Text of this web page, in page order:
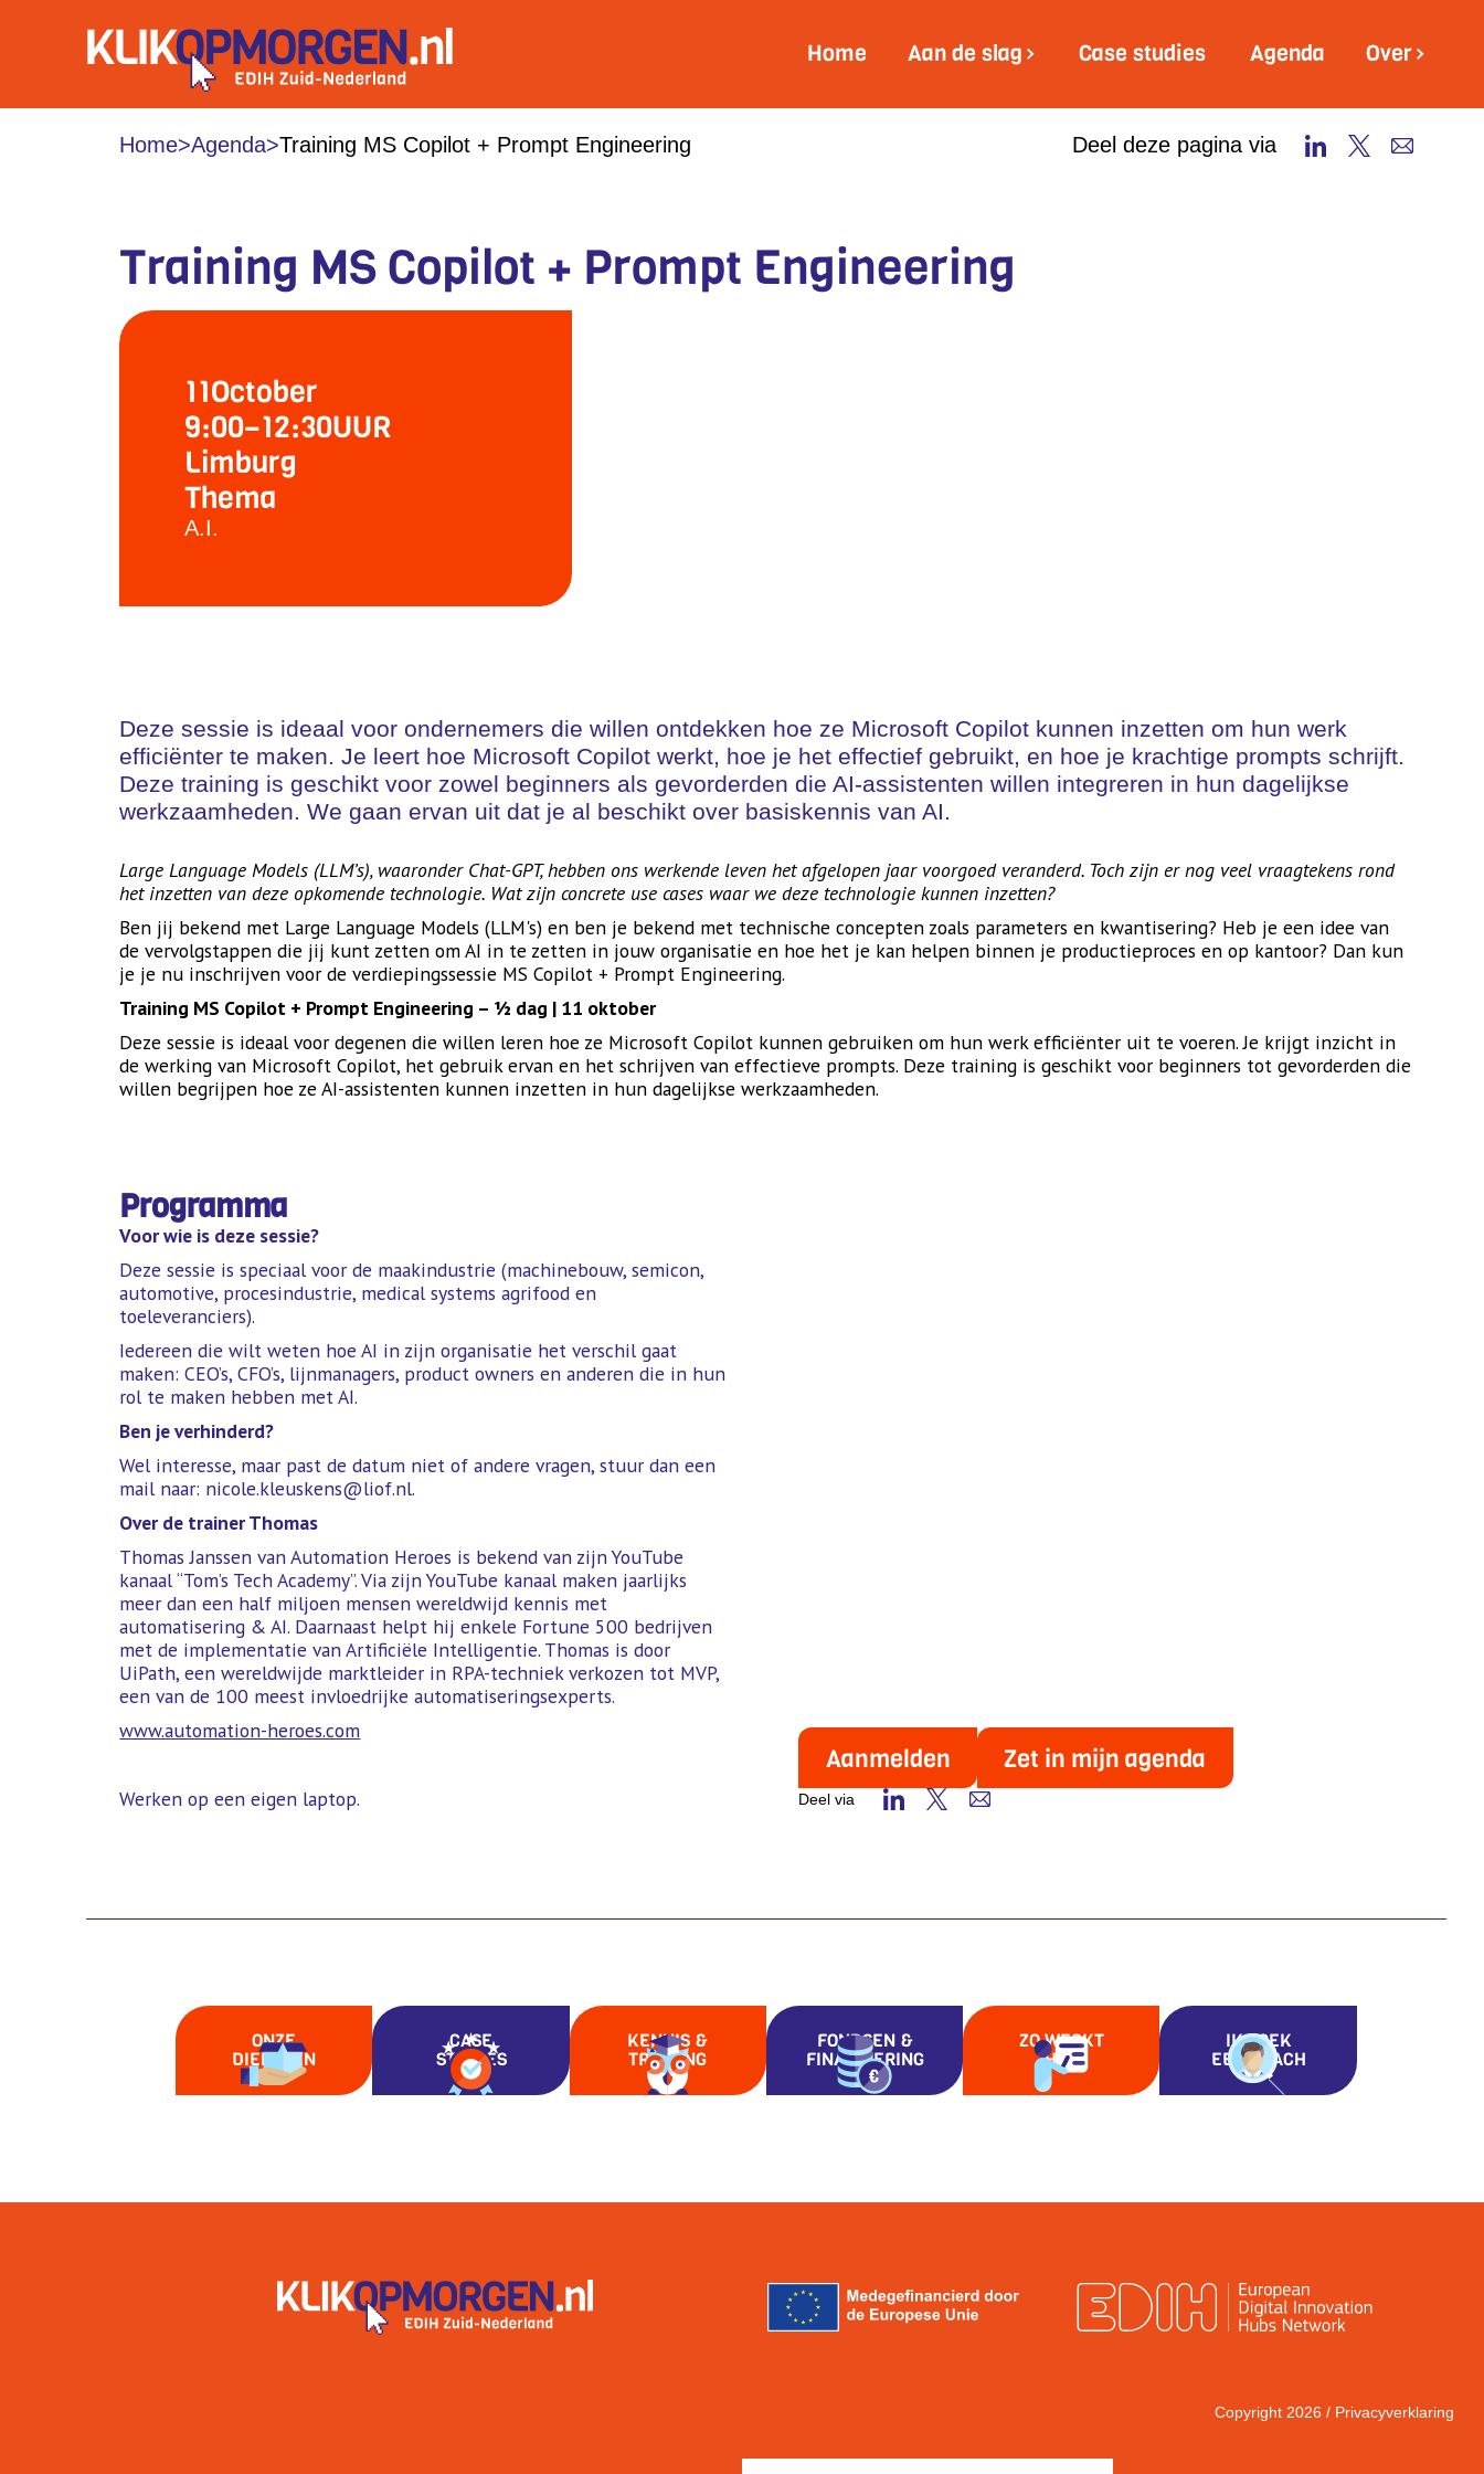
Home Aan de slag Case studies Agenda Over
Home>Agenda>Training MS Copilot + Prompt Engineering Deel deze pagina via
Training MS Copilot + Prompt Engineering
11October
9:00–12:30UUR
Limburg
Thema
A.I.
Deze sessie is ideaal voor ondernemers die willen ontdekken hoe ze Microsoft Copilot kunnen inzetten om hun werk
efficiënter te maken. Je leert hoe Microsoft Copilot werkt, hoe je het effectief gebruikt, en hoe je krachtige prompts schrijft.
Deze training is geschikt voor zowel beginners als gevorderden die AI-assistenten willen integreren in hun dagelijkse
werkzaamheden. We gaan ervan uit dat je al beschikt over basiskennis van AI.
Large Language Models (LLM’s), waaronder Chat-GPT, hebben ons werkende leven het afgelopen jaar voorgoed veranderd. Toch zijn er nog veel vraagtekens rond
het inzetten van deze opkomende technologie. Wat zijn concrete use cases waar we deze technologie kunnen inzetten?
Ben jij bekend met Large Language Models (LLM's) en ben je bekend met technische concepten zoals parameters en kwantisering? Heb je een idee van
de vervolgstappen die jij kunt zetten om AI in te zetten in jouw organisatie en hoe het je kan helpen binnen je productieproces en op kantoor? Dan kun
je je nu inschrijven voor de verdiepingssessie MS Copilot + Prompt Engineering.
Training MS Copilot + Prompt Engineering – ½ dag | 11 oktober
Deze sessie is ideaal voor degenen die willen leren hoe ze Microsoft Copilot kunnen gebruiken om hun werk efficiënter uit te voeren. Je krijgt inzicht in
de werking van Microsoft Copilot, het gebruik ervan en het schrijven van effectieve prompts. Deze training is geschikt voor beginners tot gevorderden die
willen begrijpen hoe ze AI-assistenten kunnen inzetten in hun dagelijkse werkzaamheden.
Programma
Voor wie is deze sessie?
Deze sessie is speciaal voor de maakindustrie (machinebouw, semicon,
automotive, procesindustrie, medical systems agrifood en
toeleveranciers).
Iedereen die wilt weten hoe AI in zijn organisatie het verschil gaat
maken: CEO’s, CFO’s, lijnmanagers, product owners en anderen die in hun
rol te maken hebben met AI.
Ben je verhinderd?
Wel interesse, maar past de datum niet of andere vragen, stuur dan een
mail naar: nicole.kleuskens@liof.nl.
Over de trainer Thomas
Thomas Janssen van Automation Heroes is bekend van zijn YouTube
kanaal “Tom’s Tech Academy”. Via zijn YouTube kanaal maken jaarlijks
meer dan een half miljoen mensen wereldwijd kennis met
automatisering & AI. Daarnaast helpt hij enkele Fortune 500 bedrijven
met de implementatie van Artificiële Intelligentie. Thomas is door
UiPath, een wereldwijde marktleider in RPA-techniek verkozen tot MVP,
een van de 100 meest invloedrijke automatiseringsexperts.
www.automation-heroes.com
Werken op een eigen laptop.
Aanmelden Zet in mijn agenda
Deel via
ONZE
DIENSTEN
CASE
STUDIES
KENNIS &
TRAINING
FONDSEN &
FINANCIERING
ZO WERKT
HET
IK ZOEK
EEN COACH
Copyright 2026 / Privacyverklaring